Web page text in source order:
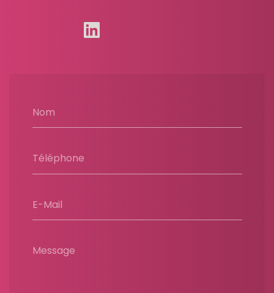
Nom
Téléphone
E-Mail
Message